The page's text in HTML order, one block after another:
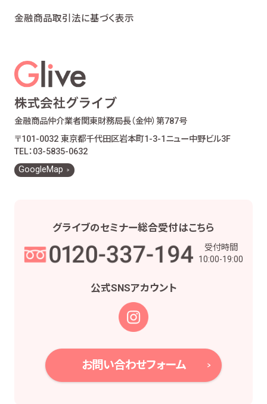
金融商品仲介業者関東財務局長（金仲）第787号
〒101-0032 東京都千代田区岩本町1-3-1 ニュー中野ビル3F
TEL：03-5835-0632
GoogleMap
金融商品取引法に基づく表示
グライブのセミナー総合受付はこちら
受付時間
10:00-19:00
公式SNSアカウント
お問い合わせフォーム